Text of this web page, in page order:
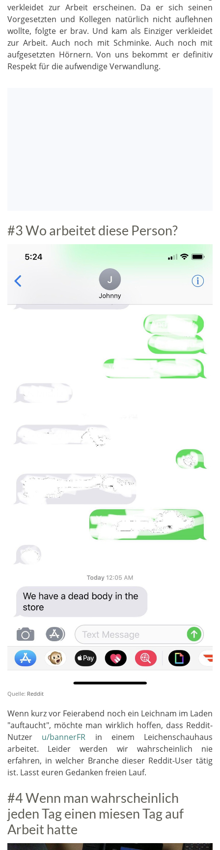
verkleidet zur Arbeit erscheinen. Da er sich seinen
Vorgesetzten und Kollegen natürlich nicht auflehnen
wollte, folgte er brav. Und kam als Einziger verkleidet
zur Arbeit. Auch noch mit Schminke. Auch noch mit
aufgesetzten Hörnern. Von uns bekommt er definitiv
Respekt für die aufwendige Verwandlung.
#3 Wo arbeitet diese Person?
Quelle: Reddit
Wenn kurz vor Feierabend noch ein Leichnam im Laden
"auftaucht", möchte man wirklich hoffen, dass Reddit-
Nutzer u/bannerFR in einem Leichenschauhaus
arbeitet. Leider werden wir wahrscheinlich nie
erfahren, in welcher Branche dieser Reddit-User tätig
ist. Lasst euren Gedanken freien Lauf.
#4 Wenn man wahrscheinlich
jeden Tag einen miesen Tag auf
Arbeit hatte